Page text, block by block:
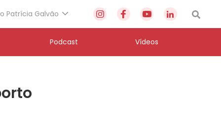
Patrícia Galvão
Podcast Vídeos